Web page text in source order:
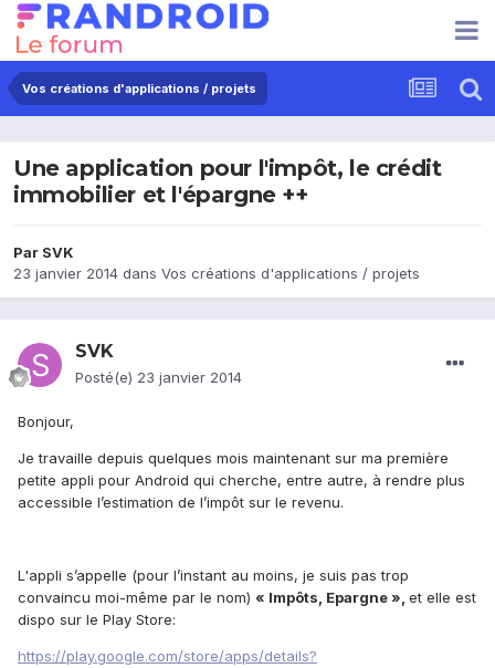
Vos créations d'applications / projets
Une application pour l'impôt, le crédit
immobilier et l'épargne ++
Par SVK
23 janvier 2014 dans Vos créations d'applications / projets
SVK
Posté(e) 23 janvier 2014
Bonjour,
Je travaille depuis quelques mois maintenant sur ma première
petite appli pour Android qui cherche, entre autre, à rendre plus
accessible l’estimation de l’impôt sur le revenu.
L'appli s’appelle (pour l’instant au moins, je suis pas trop
convaincu moi-même par le nom) « Impôts, Epargne », et elle est
dispo sur le Play Store:
https://play.google.com/store/apps/details?